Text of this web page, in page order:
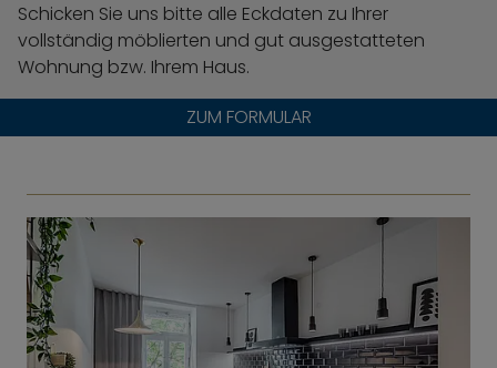
Schicken Sie uns bitte alle Eckdaten zu Ihrer
vollständig möblierten und gut ausgestatteten
Wohnung bzw. Ihrem Haus.
ZUM FORMULAR